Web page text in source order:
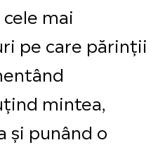
mai
pe care părinții
mintea,
și punând o